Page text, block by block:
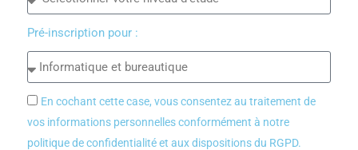
Pré-inscription pour :
En cochant cette case, vous consentez au traitement de
vos informations personnelles conformément à notre
politique de confidentialité et aux dispositions du RGPD.